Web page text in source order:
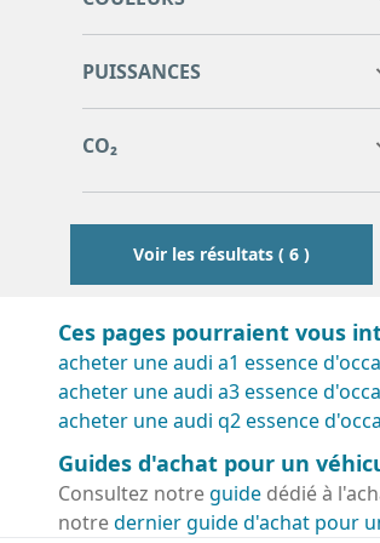
PUISSANCES
CO₂
Voir les résultats ( 6 )
Ces pages pourraient vous
acheter une audi a1 essence
acheter une audi a3 essence
acheter une audi q2 essence
Guides d'achat pour un
Consultez notreguide dédié à
notredernier guide d'achat pour